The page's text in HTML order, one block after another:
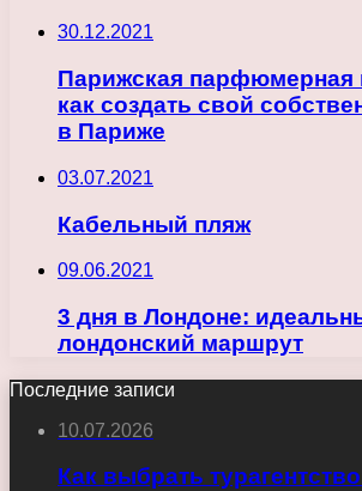
30.12.2021
Парижская парфюмерная
как создать свой
в Париже
03.07.2021
Кабельный пляж
09.06.2021
3 дня в Лондоне:
лондонский маршрут
Последние записи
10.07.2026
Как выбрать